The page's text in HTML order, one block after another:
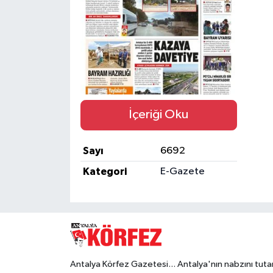
İçeriği Oku
Sayı
6692
Kategori
E-Gazete
Antalya Körfez Gazetesi... Antalya'nın nabzını
Kültür ve Sanat
Bilim ve Teknoloji